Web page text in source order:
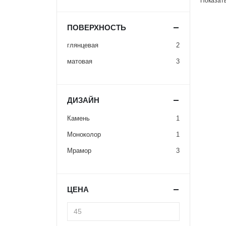
ПОВЕРХНОСТЬ
глянцевая 2
матовая 3
ДИЗАЙН
Камень 1
Моноколор 1
Мрамор 3
ЦЕНА